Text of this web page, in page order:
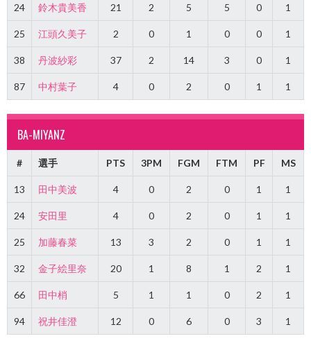
24 鈴木貴美香 21 2 5 5 0 1
25 江頭久美子 2 0 1 0 0 1
38 丹波紗彩 37 2 14 3 0 1
87 中村葉子 4 0 2 0 1 1
BA-MIYANZ
# 選手 PTS 3PM FGM FTM PF MS
13 田中美波 4 0 2 0 1 1
24 安田里 4 0 2 0 1 1
25 加藤春菜 13 3 2 0 1 1
32 金子絵里奈 20 1 8 1 2 1
66 田中梢 5 1 1 0 2 1
94 祝井佳澄 12 0 6 0 3 1